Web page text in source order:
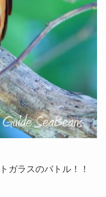
ガラスのバトル！！